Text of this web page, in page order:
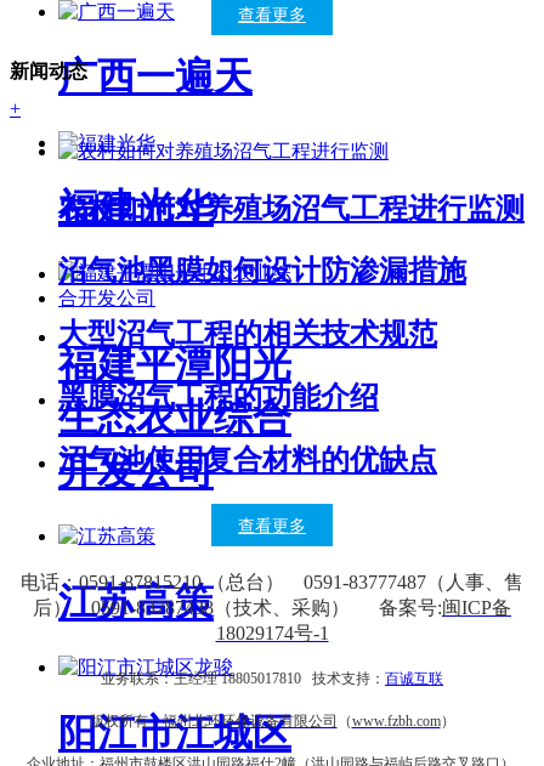
广西一遍天
福建光华
福建平潭阳光
生态农业综合
开发公司
江苏高策
阳江市江城区
查看更多
新闻动态
+
农村如何对养殖场沼气工程进行监测
沼气池黑膜如何设计防渗漏措施
大型沼气工程的相关技术规范
黑膜沼气工程的功能介绍
沼气池使用复合材料的优缺点
查看更多
电话：0591-87815210 （总台） 0591-83777487（人事、售
后） 0591-83787438（技术、采购） 备案号:闽ICP备
18029174号-1
业务联系：王经理 18805017810 技术支持： 百诚互联
版权所有：福州北环环保设备有限公司 （www.fzbh.com）